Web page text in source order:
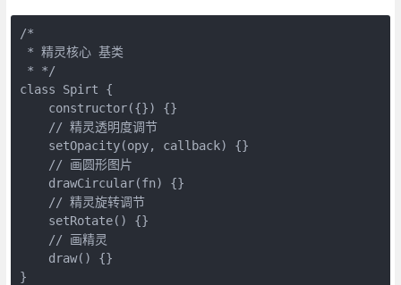
/*
* 精灵核心 基类
* */
class Spirt {
    constructor({}) {}
    // 精灵透明度调节
    setOpacity(opy, callback) {}
    // 画圆形图片
    drawCircular(fn) {}
    // 精灵旋转调节
    setRotate() {}
    // 画精灵
    draw() {}
}